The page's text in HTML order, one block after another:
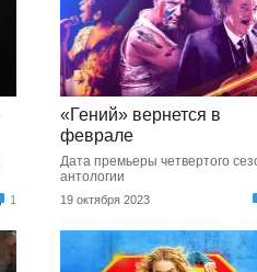
1
«Гений» вернется в
феврале
Дата премьеры четвертого
антологии
19 октября 2023